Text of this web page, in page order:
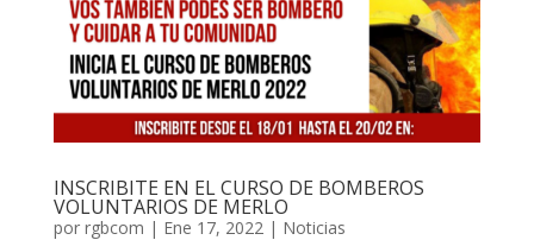
INSCRIBITE EN EL CURSO DE BOMBEROS
VOLUNTARIOS DE MERLO
por rgbcom | Ene 17, 2022 | Noticias